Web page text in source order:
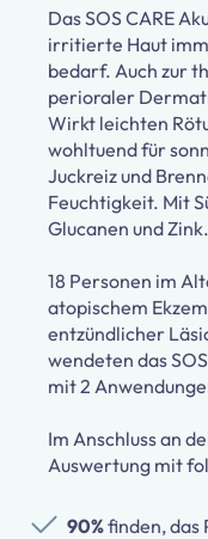
Das SOS CARE
irritierte Haut
bedarf. Auch zur
perioraler
Wirkt leichten
wohltuend für
Juckreiz und
Feuchtigkeit. Mit
Glucanen und Zink.
18 Personen im
atopischem
entzündlicher
wendeten das
mit 2
Im Anschluss an
Auswertung mit
90%finden, das